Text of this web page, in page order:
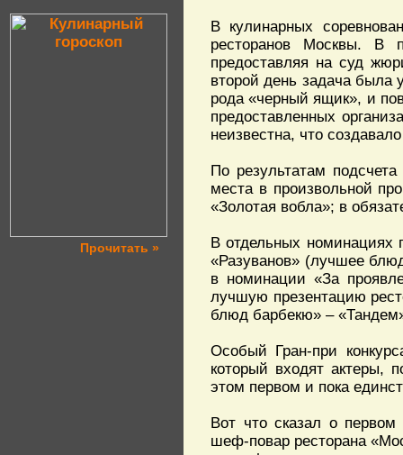
Прочитать »
В кулинарных
ресторанов Москвы. В
предоставляя на суд
второй день задача была
рода «черный ящик», и
предоставленных
неизвестна, что
По результатам
места в произвольной
«Золотая вобла»; в
В отдельных номинациях
«Разуванов» (лучшее
в номинации «За
лучшую презентацию
блюд барбекю» –
Особый Гран-при
который входят актеры,
этом первом и пока
Вот что сказал о
шеф-повар ресторана